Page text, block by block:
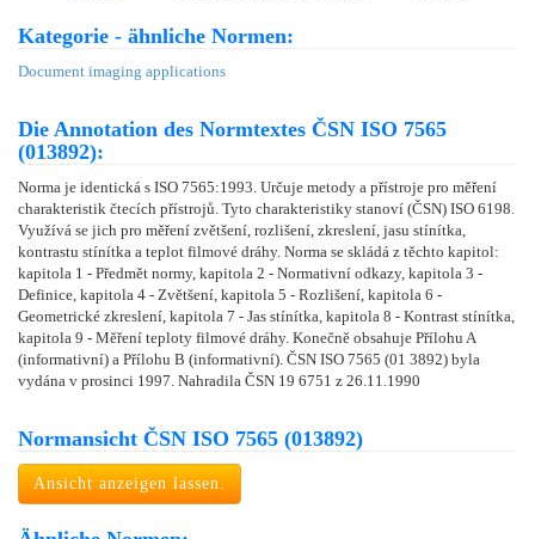
Kategorie - ähnliche Normen:
Document imaging applications
Die Annotation des Normtextes ČSN ISO 7565
(013892):
Norma je identická s ISO 7565:1993. Určuje metody a přístroje pro měření
charakteristik čtecích přístrojů. Tyto charakteristiky stanoví (ČSN) ISO 6198.
Využívá se jich pro měření zvětšení, rozlišení, zkreslení, jasu stínítka,
kontrastu stínítka a teplot filmové dráhy. Norma se skládá z těchto kapitol:
kapitola 1 - Předmět normy, kapitola 2 - Normativní odkazy, kapitola 3 -
Definice, kapitola 4 - Zvětšení, kapitola 5 - Rozlišení, kapitola 6 -
Geometrické zkreslení, kapitola 7 - Jas stínítka, kapitola 8 - Kontrast stínítka,
kapitola 9 - Měření teploty filmové dráhy. Konečně obsahuje Přílohu A
(informativní) a Přílohu B (informativní). ČSN ISO 7565 (01 3892) byla
vydána v prosinci 1997. Nahradila ČSN 19 6751 z 26.11.1990
Normansicht ČSN ISO 7565 (013892)
Ansicht anzeigen lassen.